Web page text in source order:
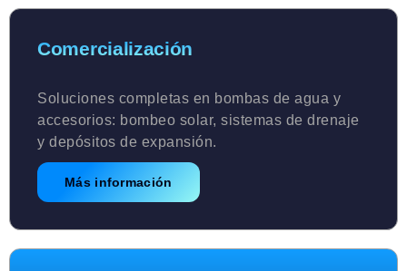
Comercialización
Soluciones completas en bombas de agua y
accesorios: bombeo solar, sistemas de drenaje
y depósitos de expansión.
Más información